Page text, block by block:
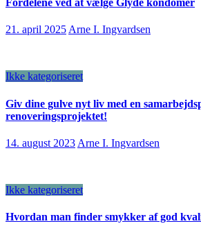
Fordelene ved at vælge Glyde kondomer
21. april 2025Arne I. Ingvardsen
Ikke kategoriseret
Giv dine gulve nyt liv med en
renoveringsprojektet!
14. august 2023 Arne I. Ingvardsen
Ikke kategoriseret
Hvordan man finder smykker af god